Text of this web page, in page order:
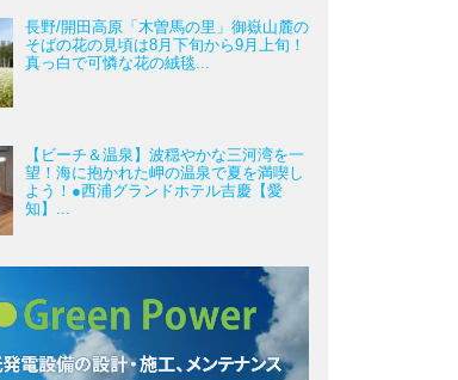
長野/開田高原「木曽馬の里」御嶽山麓の
そばの花の見頃は8月下旬から9月上旬！
真っ白で可憐な花の絨毯...
【ビーチ＆温泉】波穏やかな三河湾を一
望！海に抱かれた岬の温泉で夏を満喫し
よう！●西浦グランドホテル吉慶【愛
知】...